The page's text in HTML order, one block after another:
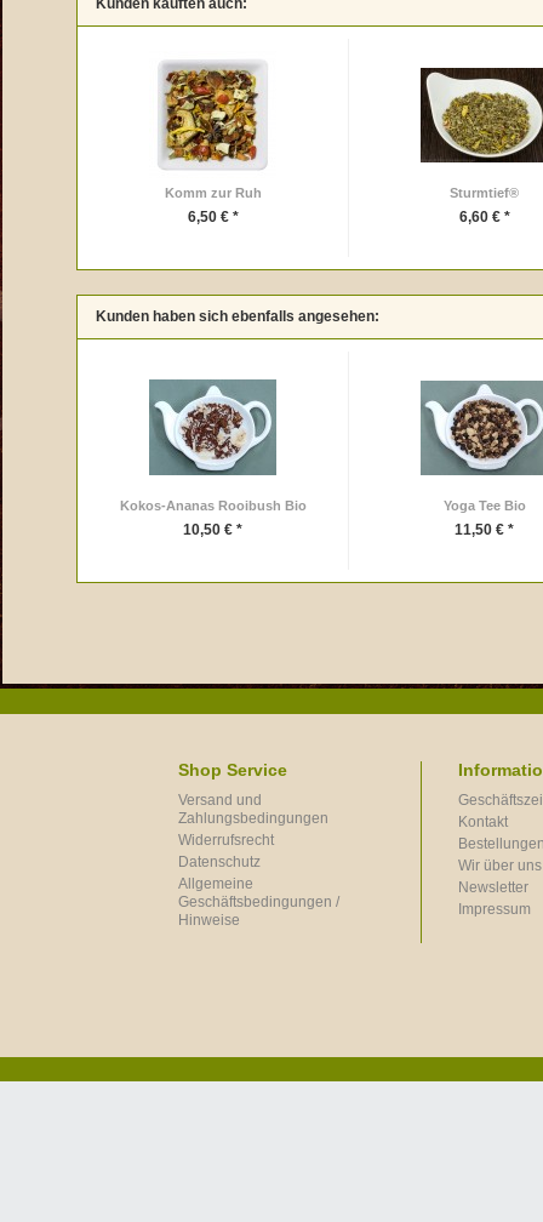
Kunden kauften auch:
Komm zur Ruh
6,50 € *
Sturmtief®
6,60 € *
Kunden haben sich ebenfalls angesehen:
Kokos-Ananas Rooibush Bio
10,50 € *
Yoga Tee Bio
11,50 € *
Shop Service
Versand und
Zahlungsbedingungen
Widerrufsrecht
Datenschutz
Allgemeine
Geschäftsbedingungen /
Hinweise
Kontakt
Wir über uns
Newsletter
Impressum